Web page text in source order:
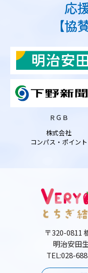
応
【協
ＲＧＢ
株式会社
コンパス・ポイント
〒320-0811
明治安田
TEL:028-